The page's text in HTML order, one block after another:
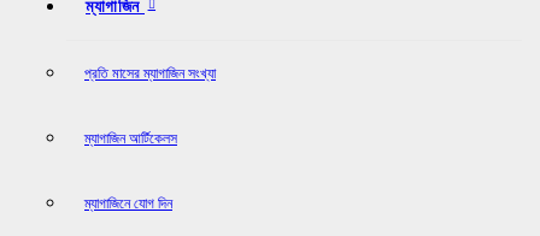
ম্যাগাজিন
প্রতি মাসের ম্যাগাজিন সংখ্যা
ম্যাগাজিন আর্টিকেলস
ম্যাগাজিনে যোগ দিন